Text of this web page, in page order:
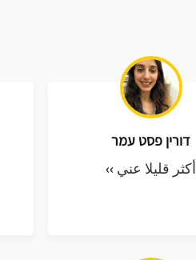
דורין פסט עמר
أكثر قليلا عني ››